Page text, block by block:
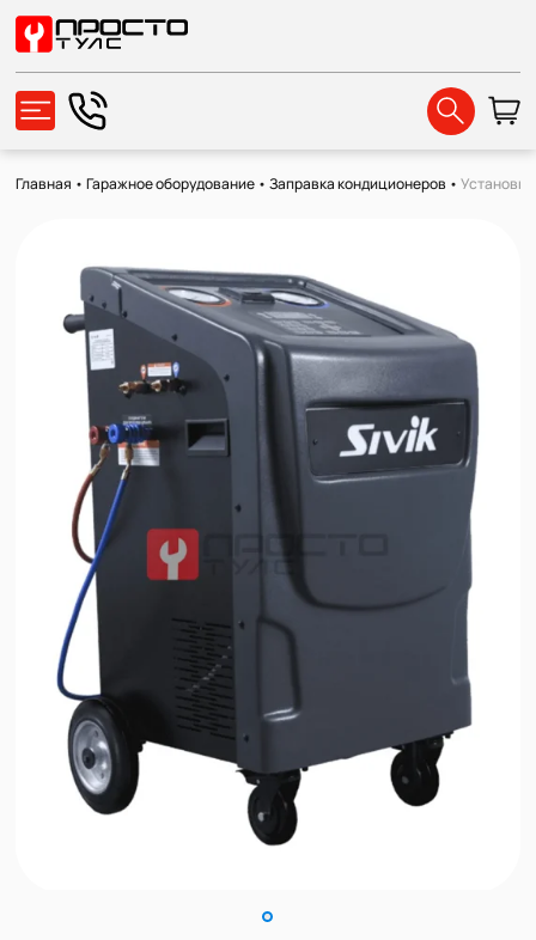
Главная •Гаражное оборудование •Заправка кондиционеров •